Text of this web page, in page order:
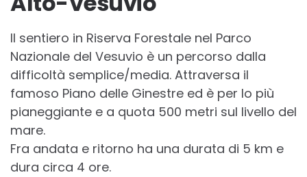
Il sentiero in Riserva Forestale nel Parco
Nazionale del Vesuvio è un percorso dalla
difficoltà semplice/media. Attraversa il
famoso Piano delle Ginestre ed è per lo più
pianeggiante e a quota 500 metri sul livello del
mare.
Fra andata e ritorno ha una durata di 5 km e
dura circa 4 ore.